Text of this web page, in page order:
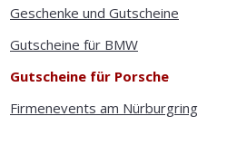
Geschenke und Gutscheine
Gutscheine für BMW
Gutscheine für Porsche
Firmenevents am Nürburgring